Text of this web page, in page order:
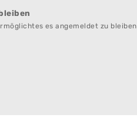
es angemeldet zu bleiben